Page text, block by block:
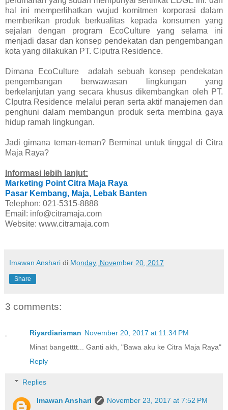
hal ini memperlihatkan wujud komitmen korporasi dalam
memberikan produk berkualitas kepada konsumen yang
sejalan dengan program EcoCulture yang selama ini
menjadi dasar dan konsep pendekatan dan pengembangan
kota yang dilakukan PT. Ciputra Residence.
Dimana EcoCulture
adalah sebuah konsep pendekatan
pengembangan berwawasan lingkungan yang
berkelanjutan yang secara khusus dikembangkan oleh PT.
CIputra Residence melalui peran serta aktif manajemen dan
penghuni dalam membangun produk serta membina gaya
hidup ramah lingkungan.
Jadi gimana teman-teman? Berminat untuk tinggal di Citra
Maja Raya?
Informasi lebih lanjut:
Marketing Point Citra Maja Raya
Pasar Kembang, Maja, Lebak Banten
Telephon: 021-5315-8888
Email: info@citramaja.com
Website: www.citramaja.com
Imawan Anshari di Monday, November 20, 2017
Share
3 comments:
Riyardiarisman November 20, 2017 at 11:34 PM
Minat bangetttt... Ganti akh, "Bawa aku ke Citra Maja Raya"
Reply
Replies
Imawan Anshari
November 23, 2017 at 7:52 PM